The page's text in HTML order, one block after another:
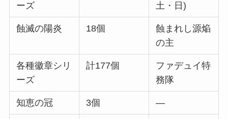
ーズ
土・日)
蝕滅の陽炎 18個
蝕まれし源焔
の主
各種徽章シリ
ーズ
計177個
ファデュイ特
務隊
知恵の冠 3個 ―